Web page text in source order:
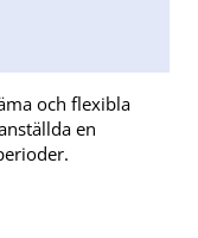
och flexibla
en